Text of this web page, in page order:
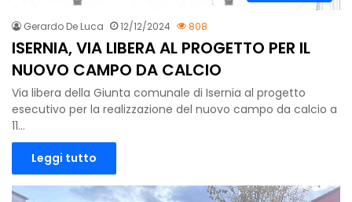
Gerardo De Luca 12/12/2024 808
ISERNIA, VIA LIBERA AL PROGETTO PER IL
NUOVO CAMPO DA CALCIO
Via libera della Giunta comunale di Isernia al progetto
esecutivo per la realizzazione del nuovo campo da calcio a
11…
Leggi tutto